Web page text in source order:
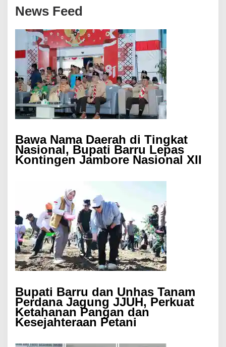
News Feed
Bawa Nama Daerah di Tingkat
Nasional, Bupati Barru Lepas
Kontingen Jambore Nasional XII
Bupati Barru dan Unhas Tanam
Perdana Jagung JJUH, Perkuat
Ketahanan Pangan dan
Kesejahteraan Petani